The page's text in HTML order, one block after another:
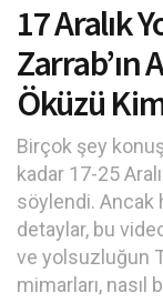
17 Aralık
Zarrab’ın
Öküzü
Birçok şey
kadar 17-25
söylendi. Ancak
detaylar, bu
ve yolsuzluğun
mimarları,